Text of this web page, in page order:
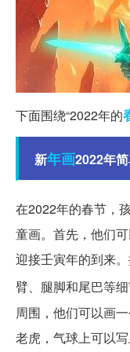
下面围绕“2022年的
新年画2022年
在2022年的春节，
童画。首先，他们
迎接壬寅年的到来
臂、腿脚和尾巴等
周围，他们可以画
老虎，气球上可以